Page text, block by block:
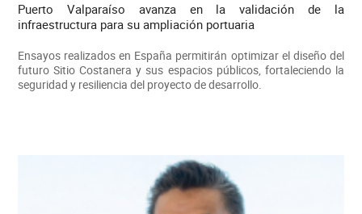
Puerto Valparaíso avanza en la validación de la
infraestructura para su ampliación portuaria
Ensayos realizados en España permitirán optimizar el diseño del
futuro Sitio Costanera y sus espacios públicos, fortaleciendo la
seguridad y resiliencia del proyecto de desarrollo.